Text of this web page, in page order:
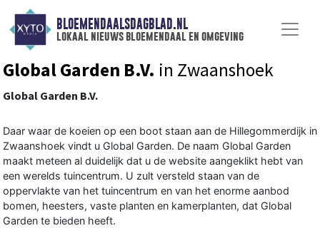
BLOEMENDAALSDAGBLAD.NL
lokaal nieuws bloemendaal en omgeving
Global Garden B.V. in Zwaanshoek
Global Garden B.V.
Daar waar de koeien op een boot staan aan de Hillegommerdijk in
Zwaanshoek vindt u Global Garden. De naam Global Garden
maakt meteen al duidelijk dat u de website aangeklikt hebt van
een werelds tuincentrum. U zult versteld staan van de
oppervlakte van het tuincentrum en van het enorme aanbod
bomen, heesters, vaste planten en kamerplanten, dat Global
Garden te bieden heeft.